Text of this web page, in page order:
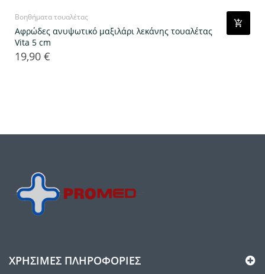
Βοηθήματα τουαλέτας
Αφρώδες ανυψωτικό μαξιλάρι λεκάνης τουαλέτας
Vita 5 cm
Τιμή
19,90 €
ΧΡΉΣΙΜΕΣ ΠΛΗΡΟΦΟΡΊΕΣ